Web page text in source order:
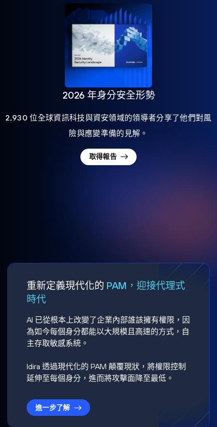
2026 年身分安全形勢
2,930 位全球資訊科技與資安領域的領導者分享了他們對風
險與應變準備的見解。
取得報告
重新定義現代化的 PAM，迎接代理式
時代
AI 已從根本上改變了企業內部誰該擁有權限，因
為如今每個身分都能以大規模且高速的方式，自
主存取敏感系統。
Idira 透過現代化的 PAM 顛覆現狀，將權限控制
延伸至每個身分，進而將攻擊面降至最低。
進一步了解